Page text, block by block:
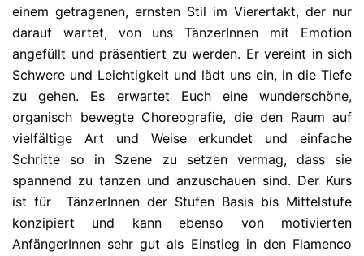
einem getragenen, ernsten Stil im Vierertakt, der nur
darauf wartet, von uns TänzerInnen mit Emotion
angefüllt und präsentiert zu werden. Er vereint in sich
Schwere und Leichtigkeit und lädt uns ein, in die Tiefe
zu gehen. Es erwartet Euch eine wunderschöne,
organisch bewegte Choreografie, die den Raum auf
vielfältige Art und Weise erkundet und einfache
Schritte so in Szene zu setzen vermag, dass sie
spannend zu tanzen und anzuschauen sind. Der Kurs
ist für TänzerInnen der Stufen Basis bis Mittelstufe
konzipiert und kann ebenso von motivierten
AnfängerInnen sehr gut als Einstieg in den Flamenco